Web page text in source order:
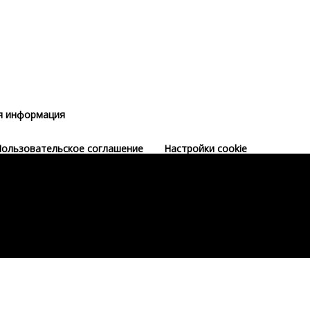
информация
соглашение Настройки cookie
регистрации.
регистрации.